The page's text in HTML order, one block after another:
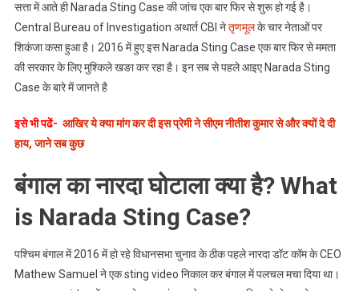
क्या
है
बंगाल
का
इसकी
सत्ता में आते ही Narada Sting Case की जांच एक बार फिर से शुरू हो गई है।
Central Bureau of Investigation अथार्त CBI नेतृणमूलके चार नेताओं पर
शिकंजा कसा हुआ है। 2016 में हुए इस Narada Sting Case एक बार फिर से ममता
की सरकार के लिए मुश्किले खङा कर रहा है। इन सब से पहले आइए Narada Sting
Case के बारे में जानते है
इसे भी पढें- आखिर ये क्या मांग कर दी इस प्रेमी ने सीएम नीतीश कुमार से और क्यों दे दी
हाय, जाने सब कुछ
बंगाल का नारदा घोटाला क्या है? What
is Narada Sting Case?
पश्चिम बंगाल में 2016 में हो रहे विधानसभा चुनाव के ठीक पहले नारदा डॉट कॉम के CEO
Mathew Samuel ने एक sting video निकाल कर बंगाल में पलचल मचा दिया था।